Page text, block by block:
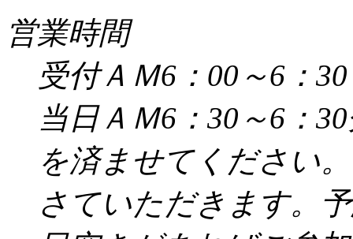
営業時間
受付ＡＭ6：00～6：30
当日ＡＭ6：30～6：
を済ませてください
さていただきます。